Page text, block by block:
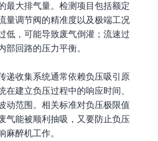
最大排气量。检测项目包括额定
量调节阀的精准度以及极端工况
低，可能导致废气倒灌；流速过
部回路的压力平衡。
递收集系统通常依赖负压吸引原
在建立负压过程中的响应时间、
动范围。相关标准对负压极限值
气能被顺利抽吸，又要防止负压
麻醉机工作。